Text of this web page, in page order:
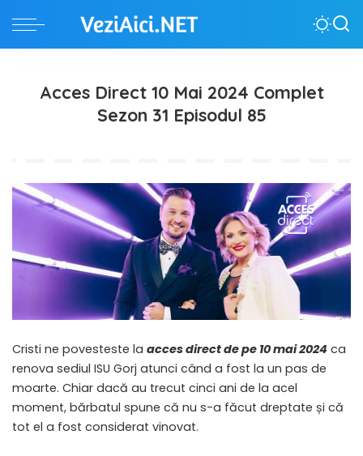
Acces Direct 10 Mai 2024 Complet
Sezon 31 Episodul 85
Cristi ne povesteste la acces direct de pe 10 mai 2024 ca
renova sediul ISU Gorj atunci când a fost la un pas de
moarte. Chiar dacă au trecut cinci ani de la acel
moment, bărbatul spune că nu s-a făcut dreptate și că
tot el a fost considerat vinovat.